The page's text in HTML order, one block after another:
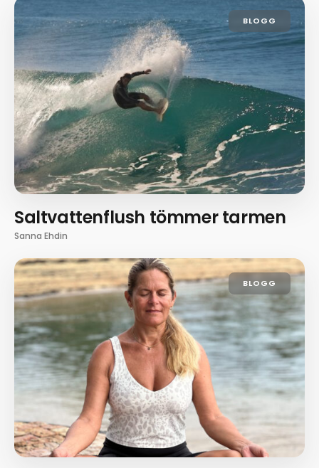
BLOGG
Saltvattenflush tömmer tarmen
Sanna Ehdin
BLOGG